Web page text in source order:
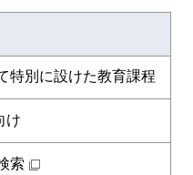
特別に設けた教育課程
け
索